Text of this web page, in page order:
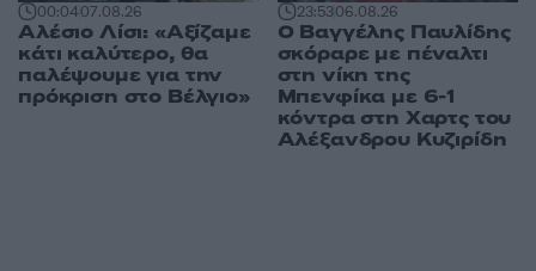
00:0407.08.26
Αλέσιο Λίσι: «Αξίζαμε
κάτι καλύτερο, θα
παλέψουμε για την
πρόκριση στο Βέλγιο»
23:5306.08.26
Ο Βαγγέλης Παυλίδης
σκόραρε με πέναλτι
στη νίκη της
Μπενφίκα με 6-1
κόντρα στη Χαρτς του
Αλέξανδρου Κυζιρίδη